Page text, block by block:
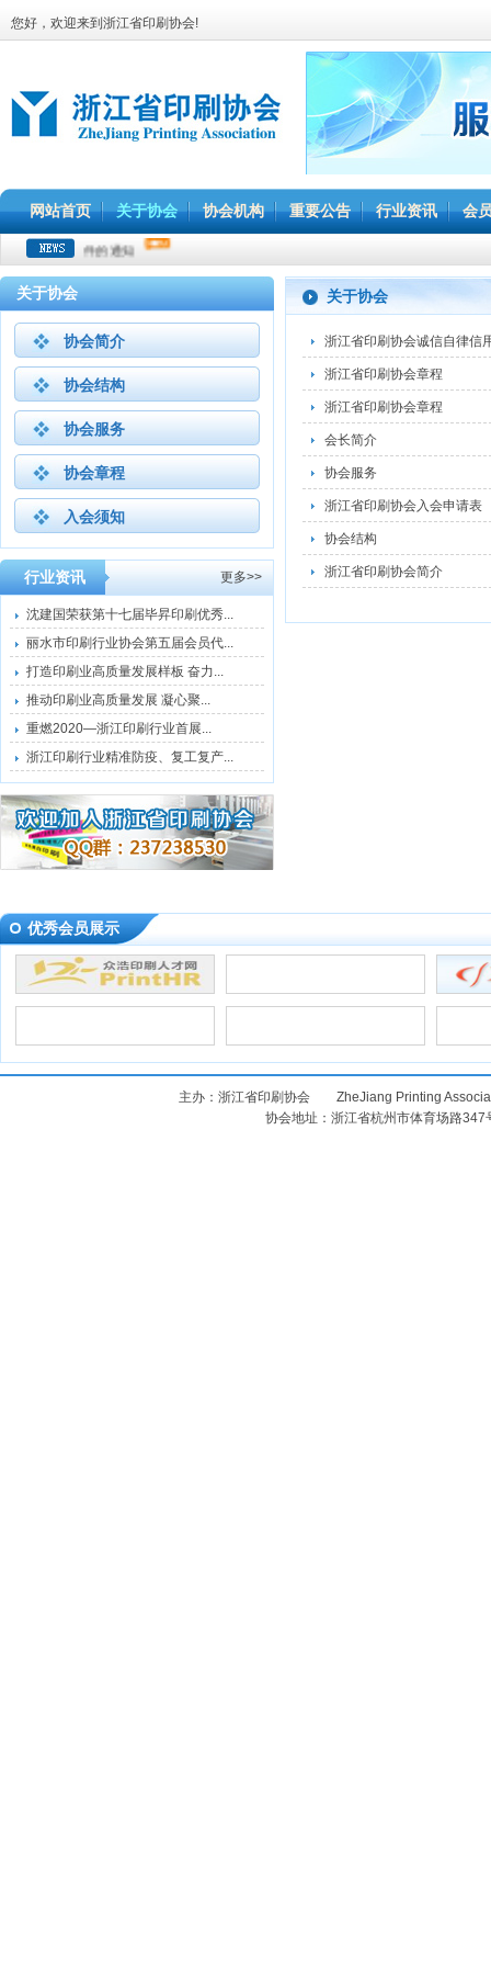
您好，欢迎来到浙江省印刷协会!
网站首页 关于协会 协会机构 重要公告 行业资讯 会
员技术文件的通知
关于协会
协会简介
协会结构
协会服务
协会章程
入会须知
行业资讯 更多>>
沈建国荣获第十七届毕昇印刷优秀...
丽水市印刷行业协会第五届会员代...
打造印刷业高质量发展样板 奋力...
推动印刷业高质量发展 凝心聚...
重燃2020—浙江印刷行业首展...
浙江印刷行业精准防疫、复工复产...
关于协会
浙江省印刷协会诚信自律信
浙江省印刷协会章程
浙江省印刷协会章程
会长简介
协会服务
浙江省印刷协会入会申请表
协会结构
浙江省印刷协会简介
优秀会员展示
主办：浙江省印刷协会 ZheJiang Printing
协会地址：浙江省杭州市体育场路